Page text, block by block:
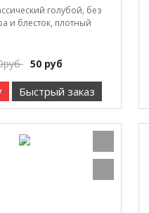
голубой, без
и блесток, плотный
руб 50руб
Быстрый заказ